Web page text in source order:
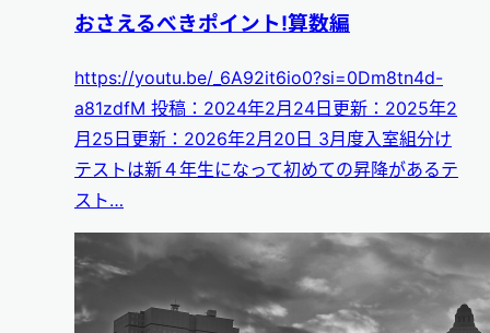
おさえるべきポイント!算数編
https://youtu.be/_6A92it6io0?si=0Dm8tn4d-
a81zdfM 投稿：2024年2月24日更新：2025年2
月25日更新：2026年2月20日 3月度入室組分け
テストは新４年生になって初めての昇降があるテ
スト…